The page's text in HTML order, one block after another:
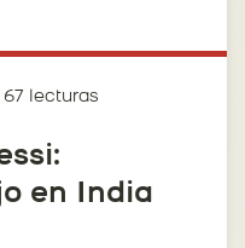
lecturas
en India